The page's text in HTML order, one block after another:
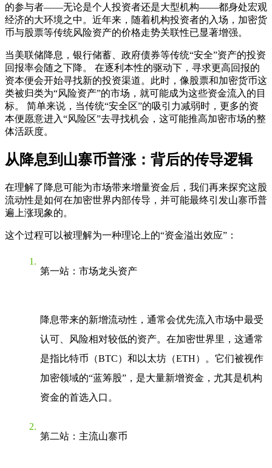
的参与者——无论是个人投资者还是大型机构——都身处宏观
经济的大环境之中。近年来，随着机构投资者的入场，加密货
币与股票等传统风险资产的价格走势关联性已显著增强。
当美联储降息，银行储蓄、政府债券等传统“安全”资产的投资
回报率会随之下降。 在逐利本性的驱动下，寻求更高回报的
资本便会开始寻找新的投资渠道。此时，像股票和加密货币这
类被归类为“风险资产”的市场，就可能成为这些资金流入的目
标。 简单来说，当传统“安全区”的吸引力减弱时，更多的资
本便愿意进入“风险区”去寻找机会，这可能推高加密市场的整
体活跃度。
从降息到山寨币普涨：背后的传导逻辑
在理解了降息可能为市场带来增量资金后，我们再来探究这股
流动性是如何在加密世界内部传导，并可能最终引发山寨币普
遍上涨现象的。
这个过程可以被理解为一种理论上的“资金溢出效应”：
第一站：市场龙头资产
降息带来的新增流动性，通常会优先流入市场中最受
认可、风险相对较低的资产。在加密世界里，这通常
是指比特币（BTC）和以太坊（ETH）。它们被视作
加密领域的“蓝筹股”，是大量新增资金，尤其是机构
资金的首选入口。
第二站：主流山寨币